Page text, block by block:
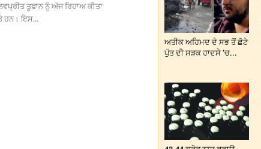
ਤੂਫਾਨ ਨੂੰ ਅੱਜ ਰਿਹਾਅ ਕੀਤਾ
ਹਨ। ਇਸ...
ਅਤੀਕ ਅਹਿਮਦ ਦੇ ਸਭ ਤੋਂ ਛੋਟੇ
ਪੁੱਤ ਦੀ ਸੜਕ ਹਾਦਸੇ ‘ਚ...